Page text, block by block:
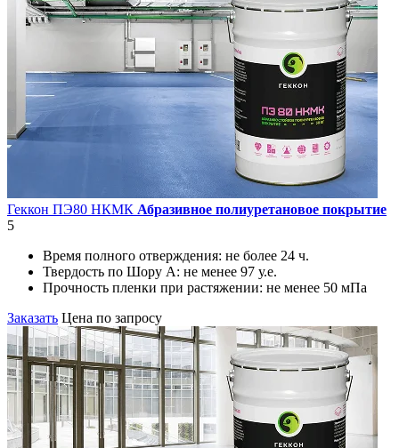
Геккон ПЭ80 НКМК Абразивное полиуретановое покрытие
5
Время полного отверждения: не более 24 ч.
Твердость по Шору А: не менее 97 у.е.
Прочность пленки при растяжении: не менее 50 мПа
Заказать Цена по запросу